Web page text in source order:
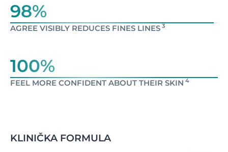
98%
AGREE VISIBLY REDUCES FINES LINES 3
100%
FEEL MORE CONFIDENT ABOUT THEIR SKIN 4
KLINIČKA FORMULA